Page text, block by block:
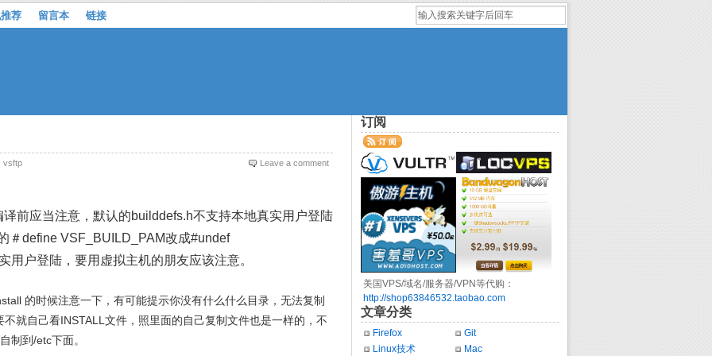
荐 留言本 链接
vsftp Leave a comment
应当注意，默认的builddefs.h不支持本地真实用户登陆
＃define VSF_BUILD_PAM改成#undef
用户登陆，要用虚拟主机的朋友应该注意。
的时候注意一下，有可能提示你没有什么什么目录，无法复制
就自己看INSTALL文件，照里面的自己复制文件也是一样的，不
制到/etc下面。
订阅
美国VPS/域名/服务器/VPN等代购：
http://shop63846532.taobao.com
文章分类
Firefox
Git
Linux技术
Mac